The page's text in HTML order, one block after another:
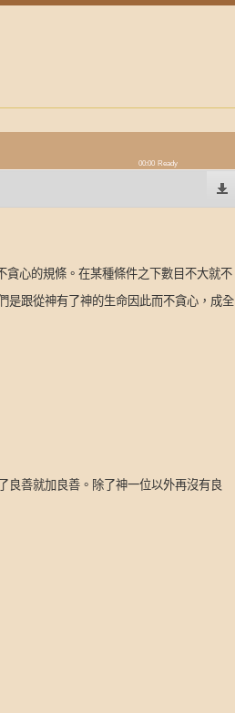
00:00 Ready
貪心的規條。在某種條件之下數目不大就不
是跟從神有了神的生命因此而不貪心，成全
良善就加良善。除了神一位以外再沒有良